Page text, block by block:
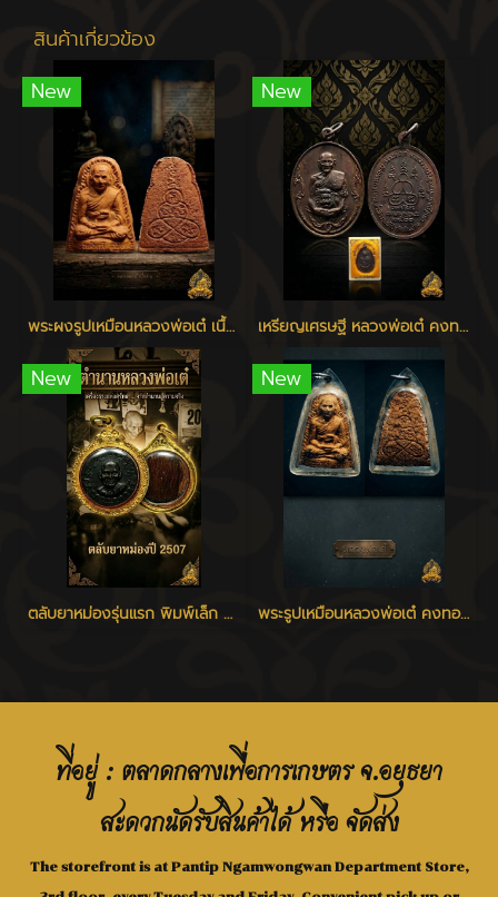
สินค้าเกี่ยวข้อง
New
พระผงรูปเหมือนหลวงพ่อเต๋ เนื้อว่าน ปี 2506 - 2510
New
เหรียญเศรษฐี หลวงพ่อเต๋ คงทอง วัดสามง่าม จ.นครปฐม ปี 2520
New
ตลับยาหม่องรุ่นแรก พิมพ์เล็ก หลวงพ่อเต๋ วัดสามง่าม
New
พระรูปเหมือนหลวงพ่อเต๋ คงทอง รุ่นแรก พิมพ์ใหญ่ เนื้อว่าน 108 วัดสามง่าม นครปฐม ปี 2507
ที่อยู่ : ตลาดกลางเพื่อการเกษตร จ.อยุธยา
สะดวกนัดรับสินค้าได้ หรือ จัดส่ง
The storefront is at Pantip Ngamwongwan Department Store,